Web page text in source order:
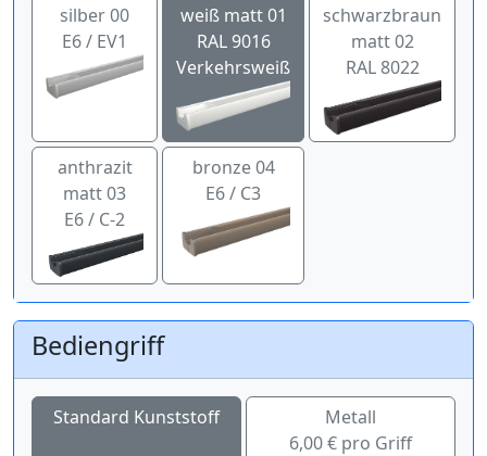
silber 00
E6 / EV1
weiß matt 01
RAL 9016
Verkehrsweiß
schwarzbraun
matt 02
RAL 8022
anthrazit
matt 03
E6 / C-2
bronze 04
E6 / C3
Bediengriff
Standard Kunststoff
Metall
6,00 € pro Griff